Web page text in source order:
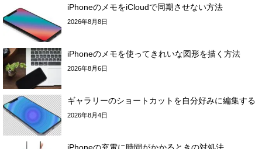
iPhoneのメモをiCloudで同期させない方法
2026年8月8日
iPhoneのメモを使ってきれいな図形を描く方法
2026年8月6日
ギャラリーのショートカットを自分好みに編集する
2026年8月4日